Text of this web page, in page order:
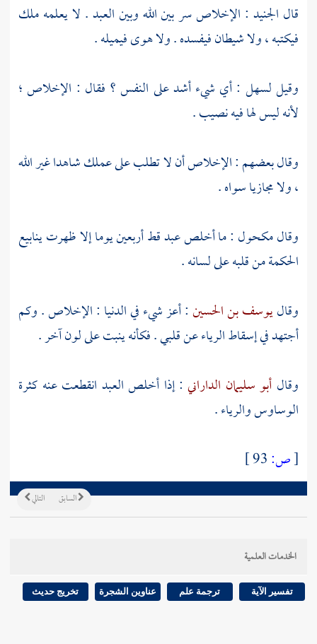
قال الجنيد : الإخلاص سر بين الله وبين العبد . لا يعلمه ملك
فيكتبه ، ولا شيطان فيفسده . ولا هوى فيميله .
وقيللسهل : أي شيء أشد على النفس ؟ فقال : الإخلاص ؛
لأنه ليس لها فيه نصيب .
وقال بعضهم : الإخلاص أن لا تطلب على عملك شاهدا غير الله
، ولا مجازيا سواه .
وقالمكحول : ما أخلص عبد قط أربعين يوما إلا ظهرت ينابيع
الحكمة من قلبه على لسانه .
وقاليوسف بن الحسين: أعز شيء في الدنيا : الإخلاص . وكم
أجتهد في إسقاط الرياء عن قلبي . فكأنه ينبت على لون آخر .
وقال أبو سليمان الداراني : إذا أخلص العبد انقطعت عنه كثرة
الوساوس والرياء .
[ص:
التالي السابق
الخدمات العلمية
تفسير الآية ترجمة علم عناوين الشجرة تخريج حديث